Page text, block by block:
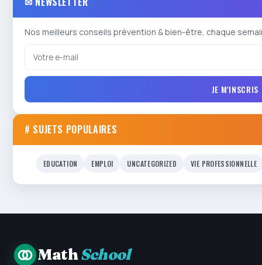
Nos meilleurs conseils prévention & bien-être, chaque
JE M'INSCRIS
# SUJETS POPULAIRES
EDUCATION EMPLOI UNCATEGORIZED VIE PROFESSIONNELLE
MathSchool